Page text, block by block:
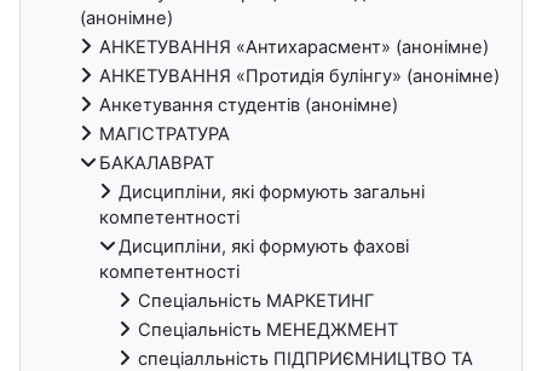
(анонімне)
АНКЕТУВАННЯ «Антихарасмент» (анонімне)
АНКЕТУВАННЯ «Протидія булінгу» (анонімне)
Анкетування студентів (анонімне)
МАГІСТРАТУРА
БАКАЛАВРАТ
Дисципліни, які формують загальні
компетентності
Дисципліни, які формують фахові
компетентності
Спеціальність МАРКЕТИНГ
Спеціальність МЕНЕДЖМЕНТ
спеціалльність ПІДПРИЄМНИЦТВО ТА